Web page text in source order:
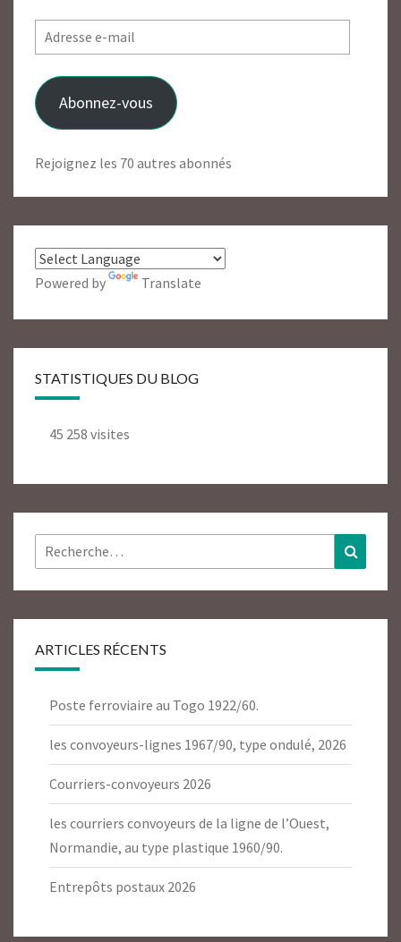
Adresse
e-
mail
Abonnez-vous
Rejoignez les 70 autres abonnés
Powered by Translate
STATISTIQUES DU BLOG
45 258 visites
Rechercher :
ARTICLES RÉCENTS
Poste ferroviaire au Togo 1922/60.
les convoyeurs-lignes 1967/90, type ondulé, 2026
Courriers-convoyeurs 2026
les courriers convoyeurs de la ligne de l’Ouest,
Normandie, au type plastique 1960/90.
Entrepôts postaux 2026